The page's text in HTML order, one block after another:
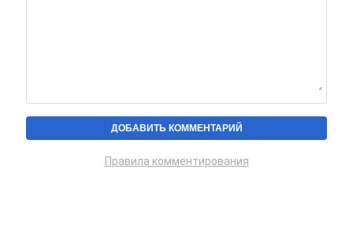
Правила комментирования